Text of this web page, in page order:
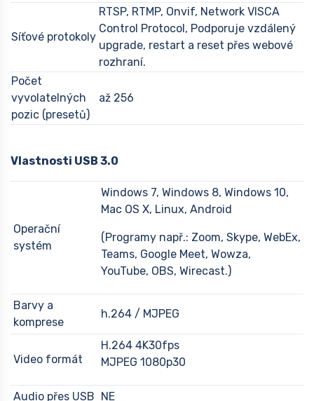
Síťové protokoly
RTSP, RTMP, Onvif, Network VISCA
Control Protocol, Podporuje vzdálený
upgrade, restart a reset přes webové
rozhraní.
Počet
vyvolatelných
pozic (presetů)
až 256
Vlastnosti USB 3.0
Operační
systém
Windows 7, Windows 8, Windows 10,
Mac OS X, Linux, Android
(Programy např.: Zoom, Skype, WebEx,
Teams, Google Meet, Wowza,
YouTube, OBS, Wirecast.)
Barvy a
komprese
h.264 / MJPEG
Video formát
H.264 4K30fps
MJPEG 1080p30
Audio přes USB NE